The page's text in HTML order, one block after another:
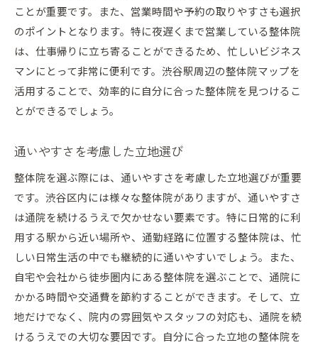
ことが重要です。また、営業時間や予約の取りやすさも選択
のポイントとなります。特に夜遅くまで営業している整体院
は、仕事帰りに立ち寄ることができるため、忙しいビジネス
マンにとって非常に便利です。渋谷駅周辺の整体院マップを
活用することで、効率的に自分に合った整体院を見つけるこ
とができるでしょう。
通いやすさを考慮した立地選び
整体院を選ぶ際には、通いやすさを考慮した立地選びが重要
です。渋谷区内には様々な整体院がありますが、通いやすさ
は通院を続けるうえで欠かせない要素です。特に日常的に利
用する駅から近い場所や、通勤経路に位置する整体院は、忙
しい日常生活の中でも継続的に通いやすいでしょう。また、
自宅や会社から徒歩圏内にある整体院を選ぶことで、通院に
かかる時間や交通費を節約することができます。そして、立
地だけでなく、院内の雰囲気やスタッフの対応も、通院を続
けるうえでの大切な要因です。自分に合った立地の整体院を